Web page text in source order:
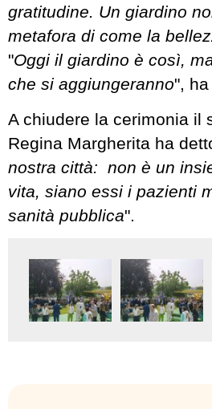
gratitudine. Un giardino
metafora di come la
"Oggi il giardino è così,
che si aggiungeranno",
A chiudere la cerimonia il
Regina Margherita ha
nostra città: non è un
vita, siano essi i pazienti
sanità pubblica".